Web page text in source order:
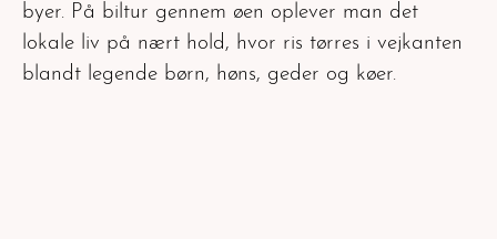
byer. På biltur gennem øen oplever man det
lokale liv på nært hold, hvor ris tørres i vejkanten
blandt legende børn, høns, geder og køer.